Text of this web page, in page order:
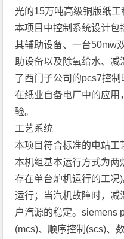
光的15万吨高级铜版纸工
本项目中控制系统设计包
其辅助设备、一台50mw
助设备以及除氧给水、减
了西门子公司的pcs7控
在纸业自备电厂中的应
验。
工艺系统
本项目符合标准的电站工
本机组基本运行方式为两
存在单台炉机运行的工况
运行；当汽机故障时，减
户汽源的稳定。siemens
(mcs)、顺序控制(scs)、